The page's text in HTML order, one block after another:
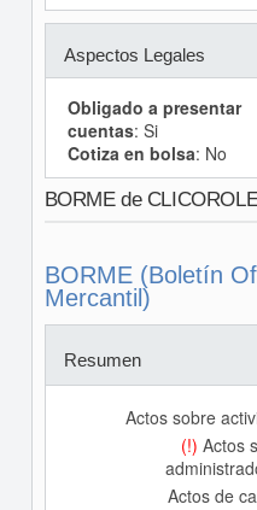
Aspectos Legales
Obligado a presentar
cuentas: Si
Cotiza en bolsa: No
BORME de
BORME (Boletín
Mercantil)
Resumen
Actos sobre
(!) Actos
Actos de